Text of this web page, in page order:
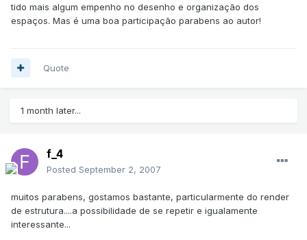
tido mais algum empenho no desenho e organização dos
espaços. Mas é uma boa participação parabens ao autor!
Quote
1 month later...
f_4
Posted September 2, 2007
muitos parabens, gostamos bastante, particularmente do render
de estrutura....a possibilidade de se repetir e igualamente
interessante...